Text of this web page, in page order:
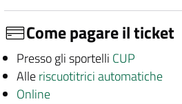
Come pagare il ticket
Presso gli sportelli CUP
Alleriscuotitrici automatiche
Online